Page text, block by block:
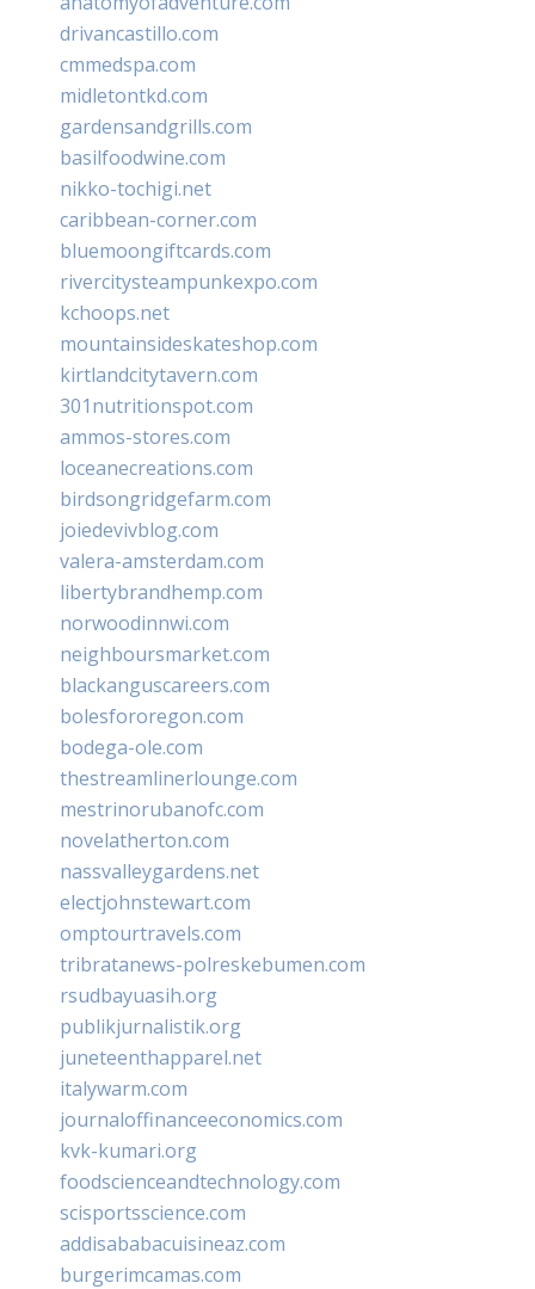
drivancastillo.com
cmmedspa.com
midletontkd.com
gardensandgrills.com
basilfoodwine.com
nikko-tochigi.net
caribbean-corner.com
bluemoongiftcards.com
rivercitysteampunkexpo.com
kchoops.net
mountainsideskateshop.com
kirtlandcitytavern.com
301nutritionspot.com
ammos-stores.com
loceanecreations.com
birdsongridgefarm.com
joiedevivblog.com
valera-amsterdam.com
libertybrandhemp.com
norwoodinnwi.com
neighboursmarket.com
blackanguscareers.com
bolesfororegon.com
bodega-ole.com
thestreamlinerlounge.com
mestrinorubanofc.com
novelatherton.com
nassvalleygardens.net
electjohnstewart.com
omptourtravels.com
tribratanews-polreskebumen.com
rsudbayuasih.org
publikjurnalistik.org
juneteenthapparel.net
italywarm.com
journaloffinanceeconomics.com
kvk-kumari.org
foodscienceandtechnology.com
scisportsscience.com
addisababacuisineaz.com
burgerimcamas.com